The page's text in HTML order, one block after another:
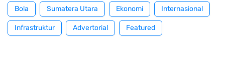
Bola Sumatera Utara Ekonomi Internasional
Infrastruktur Advertorial Featured